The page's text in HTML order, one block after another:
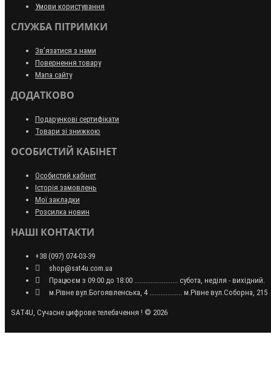
Умови користування
СЛУЖБА ПІТРИМКИ
Зв’язатися з нами
Повернення товару
Мапа сайту
ДОДАТКОВО
Подарункові сертифікати
Товари зі знижкою
ОСОБИСТИЙ КАБІНЕТ
Особистий кабінет
Історія замовлень
Мої закладки
Розсилка новин
НАШІ КОНТАКТИ
+38 (097) 074-03-39
shop@sat4u.com.ua
Працюєм з 09:00 до 18:00 ........................ субота, неділя - вихідний.
м.Рівне вул.Богоявленська, 4 .................. м.Рівне вул.Соборна, 215
SAT4U, Сучасне цифрове телебачення ! © 2026